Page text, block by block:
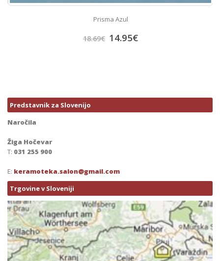
Prisma Azul
18.69€ 14.95€
Predstavnik za Slovenijo
Naročila
Žiga Hočevar
T: 031 255 900
E: keramoteka.salon@gmail.com
Trgovine v Sloveniji